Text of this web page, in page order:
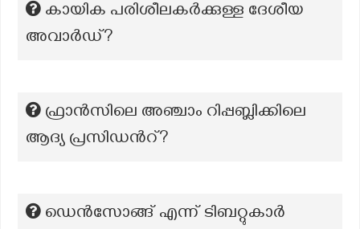
കായിക പരിശീലകർക്കുള്ള ദേശീയ
അവാർഡ്?
ഫ്രാൻസിലെ അഞ്ചാം റിപ്പബ്ലിക്കിലെ
ആദ്യ പ്രസിഡൻറ്?
ഡെന്‍സോങ്ങ് എന്ന് ടിബറ്റുകാര്‍